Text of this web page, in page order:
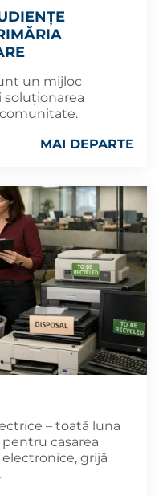
un mijloc
MAI DEPARTE
– toată luna
casarea
grijă